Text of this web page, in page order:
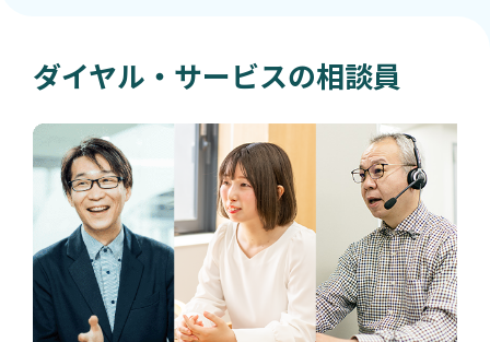
ダイヤル・サービスの相談員